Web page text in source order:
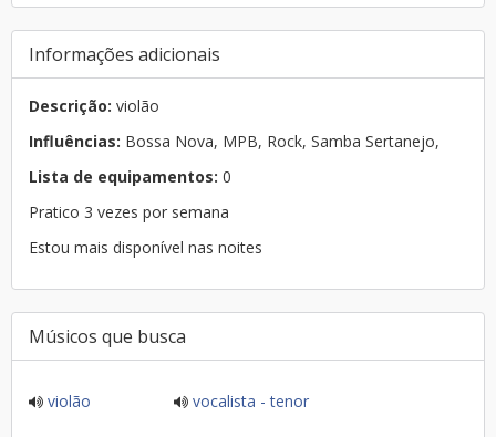
Informações adicionais
Descrição: violão
Influências: Bossa Nova, MPB, Rock, Samba Sertanejo,
Lista de equipamentos: 0
Pratico 3 vezes por semana
Estou mais disponível nas noites
Músicos que busca
violão vocalista - tenor